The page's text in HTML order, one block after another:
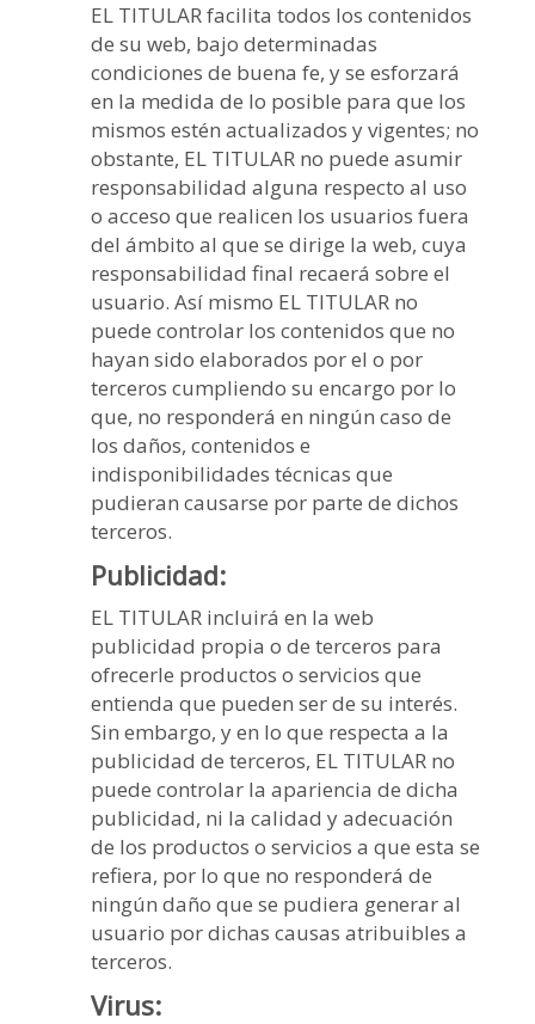
EL TITULAR facilita todos los contenidos
de su web, bajo determinadas
condiciones de buena fe, y se esforzará
en la medida de lo posible para que los
mismos estén actualizados y vigentes; no
obstante, EL TITULAR no puede asumir
responsabilidad alguna respecto al uso
o acceso que realicen los usuarios fuera
del ámbito al que se dirige la web, cuya
responsabilidad final recaerá sobre el
usuario. Así mismo EL TITULAR no
puede controlar los contenidos que no
hayan sido elaborados por el o por
terceros cumpliendo su encargo por lo
que, no responderá en ningún caso de
los daños, contenidos e
indisponibilidades técnicas que
pudieran causarse por parte de dichos
terceros.
Publicidad:
EL TITULAR incluirá en la web
publicidad propia o de terceros para
ofrecerle productos o servicios que
entienda que pueden ser de su interés.
Sin embargo, y en lo que respecta a la
publicidad de terceros, EL TITULAR no
puede controlar la apariencia de dicha
publicidad, ni la calidad y adecuación
de los productos o servicios a que esta se
refiera, por lo que no responderá de
ningún daño que se pudiera generar al
usuario por dichas causas atribuibles a
terceros.
Virus: